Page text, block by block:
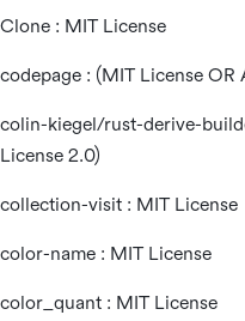
Clone : MIT License
codepage : (MIT License OR
colin-kiegel/rust-derive-
License 2.0)
collection-visit : MIT License
color-name : MIT License
color_quant : MIT License